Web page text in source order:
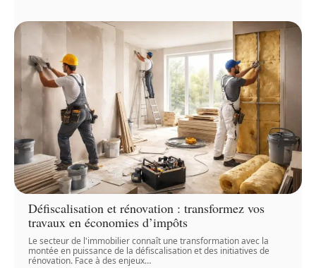
Défiscalisation et rénovation : transformez vos
travaux en économies d’impôts
Le secteur de l'immobilier connaît une transformation avec la
montée en puissance de la défiscalisation et des initiatives de
rénovation. Face à des enjeux…